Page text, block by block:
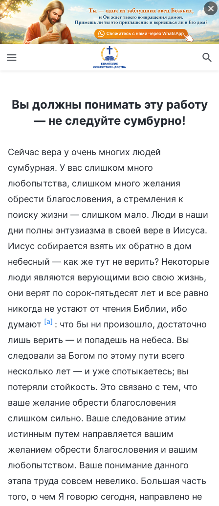
Вы должны понимать эту работу
— не следуйте сумбурно!
Сейчас вера у очень многих людей
сумбурная. У вас слишком много
любопытства, слишком много желания
обрести благословения, а стремления к
поиску жизни — слишком мало. Люди в наши
дни полны энтузиазма в своей вере в Иисуса.
Иисус собирается взять их обратно в дом
небесный — как же тут не верить? Некоторые
люди являются верующими всю свою жизнь,
они верят по сорок-пятьдесят лет и все равно
никогда не устают от чтения Библии, ибо
думают [a] : что бы ни произошло, достаточно
лишь верить — и попадешь на небеса. Вы
следовали за Богом по этому пути всего
несколько лет — и уже спотыкаетесь; вы
потеряли стойкость. Это связано с тем, что
ваше желание обрести благословения
слишком сильно. Ваше следование этим
истинным путем направляется вашим
желанием обрести благословения и вашим
любопытством. Ваше понимание данного
этапа труда совсем невелико. Большая часть
того, о чем Я говорю сегодня, направлено не